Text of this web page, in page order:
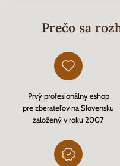
Prečo sa
Prvý profesionálny eshop
pre zberateľov na Slovensku
založený v roku 2007